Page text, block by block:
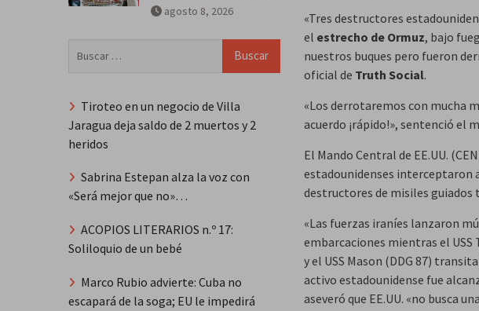
«Tres destructores
el estrecho de Ormuz, bajo
nuestros buques pero fueron
oficial de Truth Social.
«Los derrotaremos con mucha
acuerdo ¡rápido!», sentenció el
El Mando Central de EE.UU.
estadounidenses interceptaron
destructores de misiles
«Las fuerzas iraníes lanzaron
embarcaciones mientras el USS
y el USS Mason (DDG 87)
activo estadounidense fue
aseveró que EE.UU. «no busca
agosto 8, 2026
Tiroteo en un negocio de Villa
Jaragua deja saldo de 2 muertos y 2
heridos
Sabrina Estepan alza la voz con
«Será mejor que no»…
ACOPIOS LITERARIOS n.º 17:
Soliloquio de un bebé
Marco Rubio advierte: Cuba no
escapará de la soga; EU le impedirá